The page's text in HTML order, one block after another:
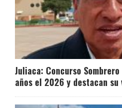
Juliaca: Concurso
años el 2026 y destacan